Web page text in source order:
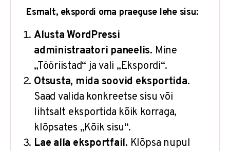
Esmalt, ekspordi oma praeguse lehe sisu:
Alusta WordPressi
administraatori paneelis. Mine
„Tööriistad“ ja vali „Ekspordi“.
Otsusta, mida soovid eksportida.
Saad valida konkreetse sisu või
lihtsalt eksportida kõik korraga,
klõpsates „Kõik sisu“.
Lae alla eksportfail. Klõpsa nupul